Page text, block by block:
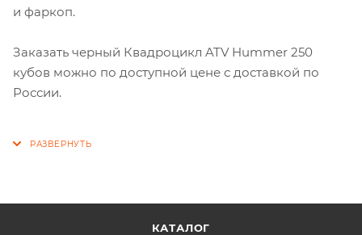
и фаркоп.
Заказать черный Квадроцикл ATV Hummer 250
кубов можно по доступной цене с доставкой по
России.
КАТАЛОГ